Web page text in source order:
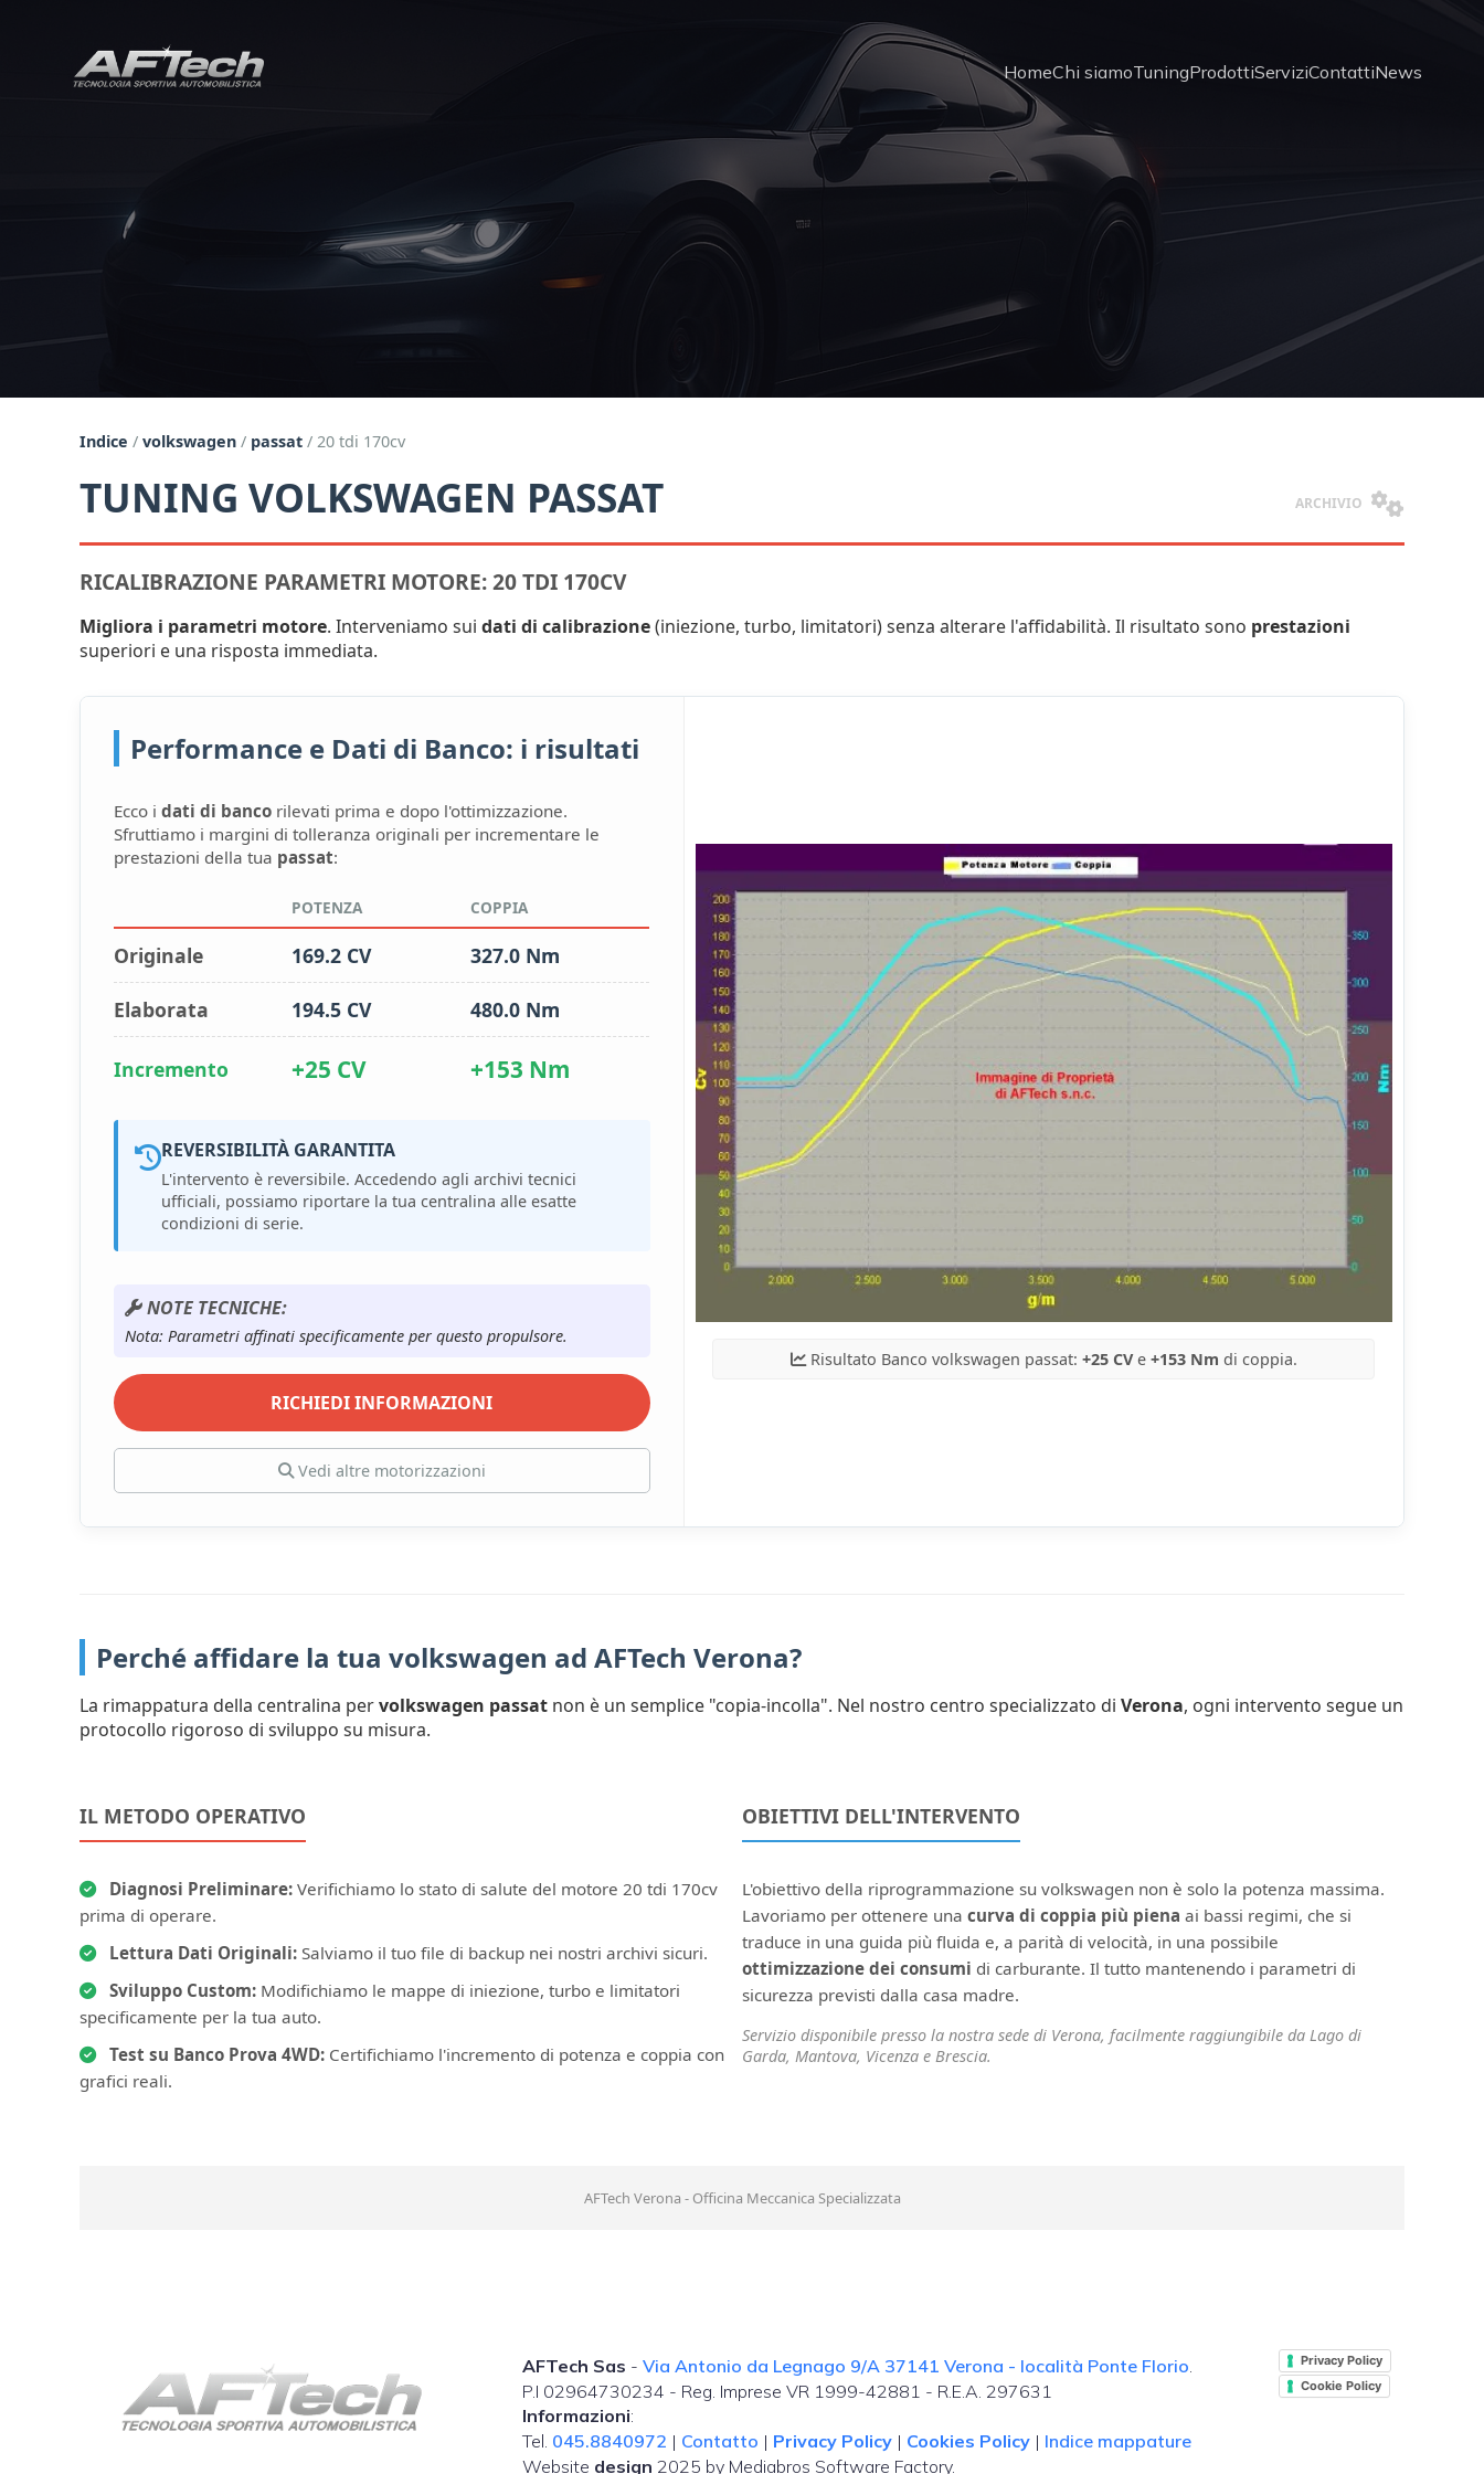
HomeChi siamoTuningProdottiServiziContattiNews
Indice / volkswagen / passat / 20 tdi 170cv
TUNING VOLKSWAGEN PASSAT ARCHIVIO
RICALIBRAZIONE PARAMETRI MOTORE: 20 TDI 170CV
Migliora i parametri motore. Interveniamo sui dati di calibrazione(iniezione, turbo, limitatori) senza alterare l'affidabilità. Il risultato sono prestazioni
superiori e una risposta immediata.
Performance e Dati di Banco: i risultati
Ecco i dati di banco rilevati prima e dopo l'ottimizzazione.
Sfruttiamo i margini di tolleranza originali per incrementare le
prestazioni della tua passat:
POTENZA COPPIA
Originale 169.2 CV 327.0 Nm
Elaborata 194.5 CV 480.0 Nm
Incremento +25 CV +153 Nm
REVERSIBILITÀ GARANTITA
L'intervento è reversibile. Accedendo agli archivi tecnici
ufficiali, possiamo riportare la tua centralina alle esatte
condizioni di serie.
NOTE TECNICHE:
Nota: Parametri affinati specificamente per questo propulsore.
RICHIEDI INFORMAZIONI
Vedi altre motorizzazioni
Risultato Banco volkswagen passat: +25 CVe +153 Nm di coppia.
Perché affidare la tua volkswagen ad AFTech Verona?
La rimappatura della centralina pervolkswagen passat non è un semplice "copia-incolla". Nel nostro centro specializzato di Verona, ogni intervento segue un
protocollo rigoroso di sviluppo su misura.
IL METODO OPERATIVO
Diagnosi Preliminare: Verifichiamo lo stato di salute del motore 20 tdi 170cv
prima di operare.
Lettura Dati Originali: Salviamo il tuo file di backup nei nostri archivi sicuri.
Sviluppo Custom: Modifichiamo le mappe di iniezione, turbo e limitatori
specificamente per la tua auto.
Test su Banco Prova 4WD: Certifichiamo l'incremento di potenza e coppia con
grafici reali.
OBIETTIVI DELL'INTERVENTO
L'obiettivo della riprogrammazione su volkswagen non è solo la potenza massima.
Lavoriamo per ottenere una curva di coppia più piena ai bassi regimi, che si
traduce in una guida più fluida e, a parità di velocità, in una possibile
ottimizzazione dei consumi di carburante. Il tutto mantenendo i parametri di
sicurezza previsti dalla casa madre.
Servizio disponibile presso la nostra sede di Verona, facilmente raggiungibile da Lago di
Garda, Mantova, Vicenza e Brescia.
AFTech Verona - Officina Meccanica Specializzata
AFTech Sas -Via Antonio da Legnago 9/A 37141 Verona - località Ponte Florio.
P.I 02964730234 - Reg. Imprese VR 1999-42881 - R.E.A. 297631
Informazioni:
Tel. 045.8840972 | Contatto | Privacy Policy | Cookies Policy | Indice mappature
Website design 2025 by Mediabros Software Factory.
Privacy Policy
Cookie Policy